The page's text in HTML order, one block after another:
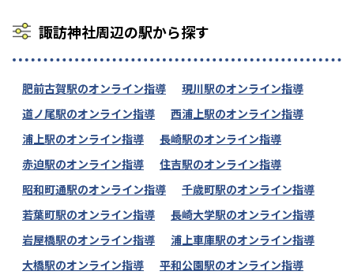
諏訪神社周辺の駅から探す
肥前古賀駅のオンライン指導
現川駅のオンライン指導
道ノ尾駅のオンライン指導
西浦上駅のオンライン指導
浦上駅のオンライン指導
長崎駅のオンライン指導
赤迫駅のオンライン指導
住吉駅のオンライン指導
昭和町通駅のオンライン指導
千歳町駅のオンライン指導
若葉町駅のオンライン指導
長崎大学駅のオンライン指導
岩屋橋駅のオンライン指導
浦上車庫駅のオンライン指導
大橋駅のオンライン指導
平和公園駅のオンライン指導